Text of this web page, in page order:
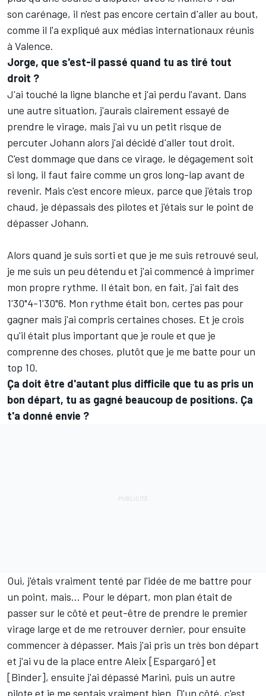
son carénage, il n'est pas encore certain d'aller au bout,
comme il l'a expliqué aux médias internationaux réunis
à Valence.
Jorge, que s'est-il passé quand tu as tiré tout
droit ?
J'ai touché la ligne blanche et j'ai perdu l'avant. Dans
une autre situation, j'aurais clairement essayé de
prendre le virage, mais j'ai vu un petit risque de
percuter Johann alors j'ai décidé d'aller tout droit.
C'est dommage que dans ce virage, le dégagement soit
si long, il faut faire comme un gros long-lap avant de
revenir. Mais c'est encore mieux, parce que j'étais trop
chaud, je dépassais des pilotes et j'étais sur le point de
dépasser Johann.
Alors quand je suis sorti et que je me suis retrouvé seul,
je me suis un peu détendu et j'ai commencé à imprimer
mon propre rythme. Il était bon, en fait, j'ai fait des
1'30"4-1'30"6. Mon rythme était bon, certes pas pour
gagner mais j'ai compris certaines choses. Et je crois
qu'il était plus important que je roule et que je
comprenne des choses, plutôt que je me batte pour un
top 10.
Ça doit être d'autant plus difficile que tu as pris un
bon départ, tu as gagné beaucoup de positions. Ça
t'a donné envie ?
Oui, j'étais vraiment tenté par l'idée de me battre pour
un point, mais… Pour le départ, mon plan était de
passer sur le côté et peut-être de prendre le premier
virage large et de me retrouver dernier, pour ensuite
commencer à dépasser. Mais j'ai pris un très bon départ
et j'ai vu de la place entre Aleix [Espargaró] et
[Binder], ensuite j'ai dépassé Marini, puis un autre
pilote et je me sentais vraiment bien. D'un côté, c'est